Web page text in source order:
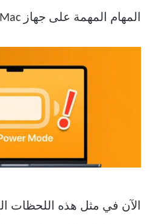
المهام المهمة على جهاز Mac الخاص بك بسهولة.
الآن في مثل هذه اللحظات